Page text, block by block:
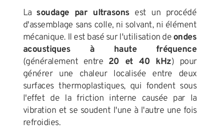
La soudage par ultrasons est un procédé
d'assemblage sans colle, ni solvant, ni élément
mécanique. Il est basé sur l'utilisation de ondes
acoustiques à haute fréquence
(généralement entre 20 et 40 kHz) pour
générer une chaleur localisée entre deux
surfaces thermoplastiques, qui fondent sous
l'effet de la friction interne causée par la
vibration et se soudent l'une à l'autre une fois
refroidies.